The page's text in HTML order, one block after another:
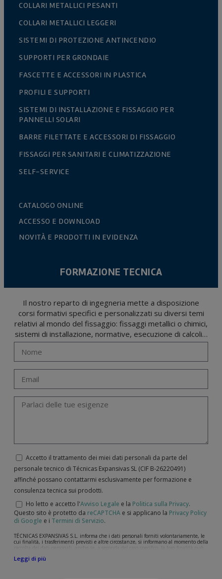
COLLARI METALLICI PESANTI
COLLARI METALLICI LEGGERI
SISTEMI DI PROTEZIONE ANTINCENDIO
SUPPORTI PER GRONDAIE
FASCETTE E ACCESSORI IN PLASTICA
PROFILI E SUPPORTI
SISTEMI DI INSTALLAZIONE E FISSAGGIO PER
PANNELLI SOLARI
BARRE FILETTATE E ACCESSORI DI FISSAGGIO
FISSAGGI PER SANITARI E CLIMATIZZAZIONE
SELF-SERVICE
CATALOGO ONLINE
ACCESSO E DOWNLOAD
NOVITÀ E PRODOTTI IN EVIDENZA
FORMAZIONE TECNICA
Il nostro reparto di ingegneria mette a disposizione
corsi formativi specifici e personalizzati su diversi temi
relativi al mondo del fissaggio: fissaggi metallici o chimici,
sistemi di installazione, normative, esecuzione di calcoli…
Accetto il trattamento dei miei dati personali da parte del
personale tecnico di Técnicas Expansivas SL (CIF B-­26220491)
affinché possano contattarmi esclusivamente per formazione e
consulenza tecnica sui prodotti.
Ho letto e accetto l'Avviso Legale e la Politica sulla Privacy.
Questo sito è protetto da reCAPTCHA e si applicano la Privacy Policy
di Google e i Termini di Servizio.
TÉCNICAS EXPANSIVAS S.L. informa che i dati personali forniti volontariamente, le
cui finalità, i trasferimenti previsti e altre circostanze, si informano al momento della
raccolta dei dati personali, anche se, a seconda del caso specifico, la loro finalità può
mantenimento della relazione stabilita, la gestione integrale e commerciale dei
Leggi di più